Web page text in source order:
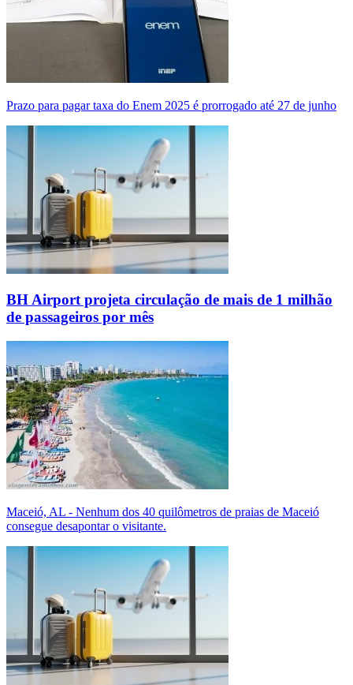
Prazo para pagar taxa do Enem 2025 é prorrogado até 27 de junho
BH Airport projeta circulação de mais de 1 milhão
de passageiros por mês
Maceió, AL - Nenhum dos 40 quilômetros de praias de Maceió
consegue desapontar o visitante.